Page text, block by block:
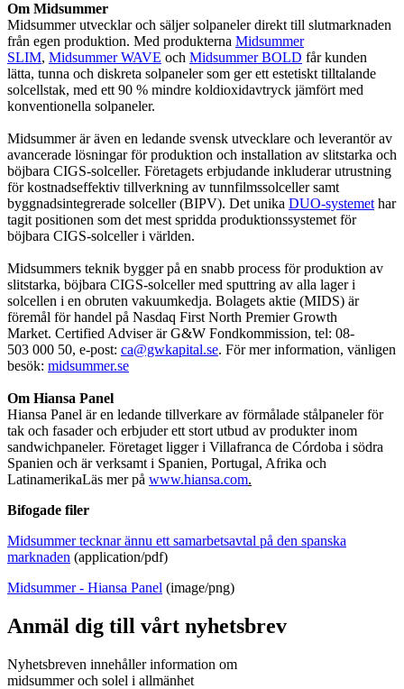
Om Midsummer
Midsummer utvecklar och säljer solpaneler direkt till slutmarknaden
från egen produktion. Med produkterna Midsummer
SLIM, Midsummer WAVE och Midsummer BOLD får kunden
lätta, tunna och diskreta solpaneler som ger ett estetiskt tilltalande
solcellstak, med ett 90 % mindre koldioxidavtryck jämfört med
konventionella solpaneler.
Midsummer är även en ledande svensk utvecklare och leverantör av
avancerade lösningar för produktion och installation av slitstarka och
böjbara CIGS-solceller. Företagets erbjudande inkluderar utrustning
för kostnadseffektiv tillverkning av tunnfilmssolceller samt
byggnadsintegrerade solceller (BIPV). Det unika DUO-systemet har
tagit positionen som det mest spridda produktionssystemet för
böjbara CIGS-solceller i världen.
Midsummers teknik bygger på en snabb process för produktion av
slitstarka, böjbara CIGS-solceller med sputtring av alla lager i
solcellen i en obruten vakuumkedja. Bolagets aktie (MIDS) är
föremål för handel på Nasdaq First North Premier Growth
Market. Certified Adviser är G&W Fondkommission, tel: 08-
503 000 50, e-post: ca@gwkapital.se. För mer information, vänligen
besök: midsummer.se
Om Hiansa Panel
Hiansa Panel är en ledande tillverkare av förmålade stålpaneler för
tak och fasader och erbjuder ett stort utbud av produkter inom
sandwichpaneler. Företaget ligger i Villafranca de Córdoba i södra
Spanien och är verksamt i Spanien, Portugal, Afrika och
LatinamerikaLäs mer på www.hiansa.com.
Bifogade filer
Midsummer tecknar ännu ett samarbetsavtal på den spanska
marknaden (application/pdf)
Midsummer - Hiansa Panel (image/png)
Anmäl dig till vårt nyhetsbrev
Nyhetsbreven innehåller information om
midsummer och solel i allmänhet